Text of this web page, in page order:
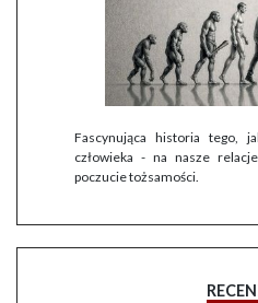
Fascynująca historia tego,
człowieka - na nasze
poczucie tożsamości.